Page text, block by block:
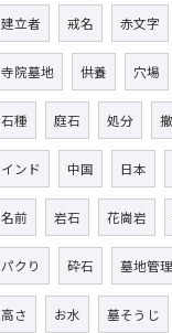
建立者 戒名 赤文字
寺院墓地 供養 穴場
石種 庭石 処分
インド 中国 日本
名前 岩石 花崗岩
パクり 砕石 墓地管
高さ お水 墓そうじ